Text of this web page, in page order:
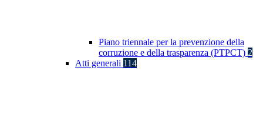
Piano triennale per la prevenzione della
corruzione e della trasparenza (PTPCT) 2
Atti generali 114